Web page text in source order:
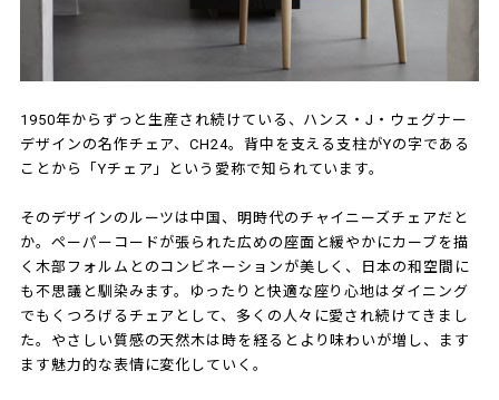
1950年からずっと生産され続けている、ハンス・J・ウェグナー
デザインの名作チェア、CH24。背中を支える支柱がYの字である
ことから「Yチェア」という愛称で知られています。
そのデザインのルーツは中国、明時代のチャイニーズチェアだと
か。ペーパーコードが張られた広めの座面と緩やかにカーブを描
く木部フォルムとのコンビネーションが美しく、日本の和空間に
も不思議と馴染みます。ゆったりと快適な座り心地はダイニング
でもくつろげるチェアとして、多くの人々に愛され続けてきまし
た。やさしい質感の天然木は時を経るとより味わいが増し、ます
ます魅力的な表情に変化していく。